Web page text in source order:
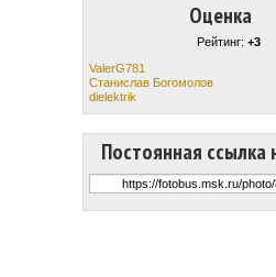
Оценка
Рейтинг: +3
ValerG781
Станислав Богомолов
dielektrik
Постоянная ссылка